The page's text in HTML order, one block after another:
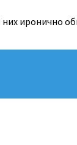
них иронично